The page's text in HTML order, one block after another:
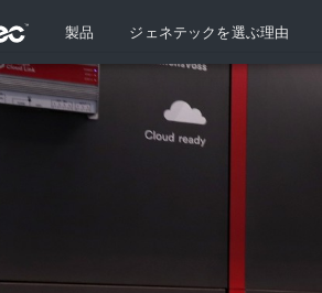
製品 ジェネテックを選ぶ理由